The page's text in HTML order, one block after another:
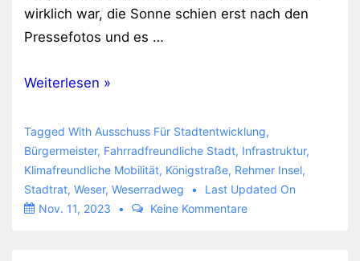
wirklich war, die Sonne schien erst nach den
Pressefotos und es …
Zweites
des
sanierten
Weserradweg
freigegeben
Weiterlesen »
Tagged With Ausschuss Für Stadtentwicklung,
Bürgermeister, Fahrradfreundliche Stadt, Infrastruktur,
Klimafreundliche Mobilität, Königstraße, Rehmer Insel,
Stadtrat, Weser, Weserradweg
Last Updated On
Nov. 11, 2023
Keine Kommentare